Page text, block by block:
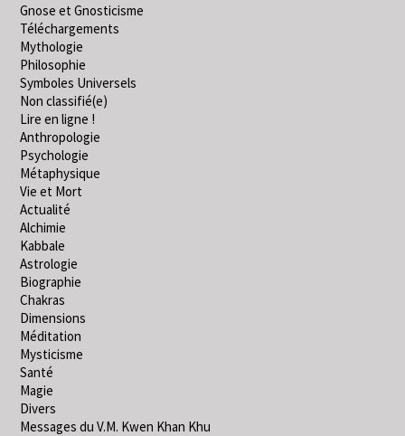
Gnose et Gnosticisme
Téléchargements
Mythologie
Philosophie
Symboles Universels
Non classifié(e)
Lire en ligne !
Anthropologie
Psychologie
Métaphysique
Vie et Mort
Actualité
Alchimie
Kabbale
Astrologie
Biographie
Chakras
Dimensions
Méditation
Mysticisme
Santé
Magie
Divers
Messages du V.M. Kwen Khan Khu